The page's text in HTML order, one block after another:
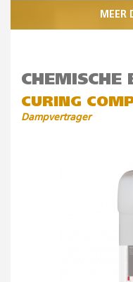
MEER
CHEMISCHE
CURING
Dampvertrager